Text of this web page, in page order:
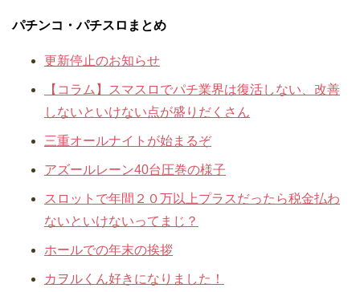
パチンコ・パチスロまとめ
更新停止のお知らせ
【コラム】スマスロでパチ業界は復活しない、改善
しないといけない点が盛りだくさん
三重オールナイトが始まるぞ
アズールレーン40台圧巻の様子
スロットで年間２０万以上プラスだったら税金払わ
ないといけないってまじ？
ホールでの年末の挨拶
カヲルくん好きになりました！